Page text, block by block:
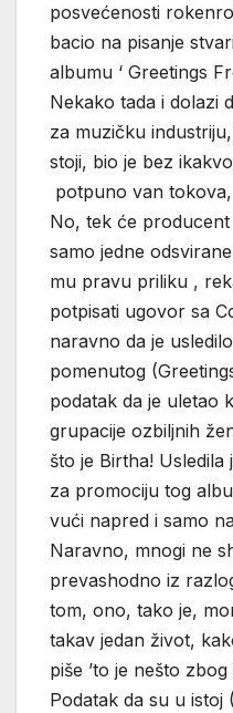
posvećenosti
bacio na pisanje
albumu ‘ Greetings
Nekako tada i dolazi
za muzičku
stoji, bio je bez
potpuno van
No, tek će
samo jedne
mu pravu priliku ,
potpisati ugovor sa
naravno da je
pomenutog
podatak da je uletao
grupacije ozbiljnih
što je Birtha!
za promociju tog
vući napred i samo
Naravno, mnogi ne
prevashodno iz
tom, ono, tako je,
takav jedan život,
piše ’to je nešto
Podatak da su u istoj